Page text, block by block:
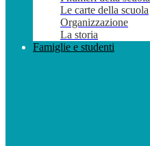
Le carte della scuola
Organizzazione
La storia
Famiglie e studenti